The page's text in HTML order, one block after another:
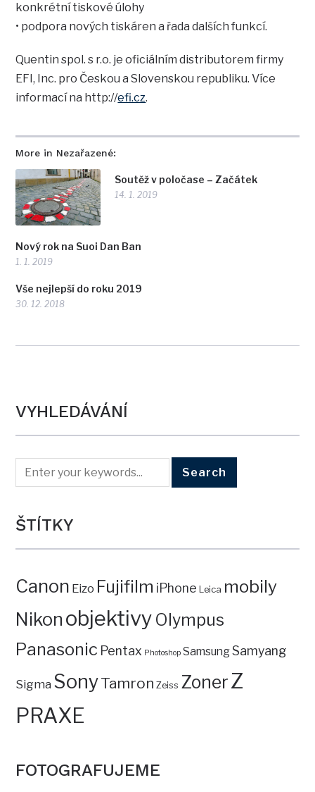
More in Nezařazené:
Soutěž v poločase – Začátek
14. 1. 2019
Nový rok na Suoi Dan Ban
1. 1. 2019
Vše nejlepší do roku 2019
30. 12. 2018
konkrétní tiskové úlohy
• podpora nových tiskáren a řada dalších funkcí.
Quentin spol. s r.o. je oficiálním distributorem firmy
EFI, Inc. pro Českou a Slovenskou republiku. Více
informací na http://efi.cz.
VYHLEDÁVÁNÍ
ŠTÍTKY
Canon Eizo Fujifilm iPhone Leica mobily
Nikon objektivy Olympus
Panasonic Pentax Photoshop SamsungSamyang
Sigma SonyTamron Zeiss ZonerZ
PRAXE
FOTOGRAFUJEME